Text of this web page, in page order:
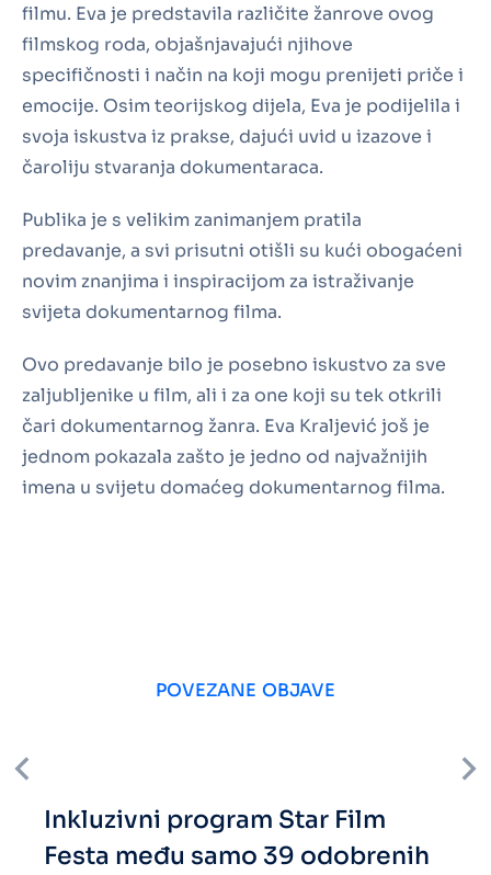
filmu. Eva je predstavila različite žanrove ovog
filmskog roda, objašnjavajući njihove
specifičnosti i način na koji mogu prenijeti priče i
emocije. Osim teorijskog dijela, Eva je podijelila i
svoja iskustva iz prakse, dajući uvid u izazove i
čaroliju stvaranja dokumentaraca.
Publika je s velikim zanimanjem pratila
predavanje, a svi prisutni otišli su kući obogaćeni
novim znanjima i inspiracijom za istraživanje
svijeta dokumentarnog filma.
Ovo predavanje bilo je posebno iskustvo za sve
zaljubljenike u film, ali i za one koji su tek otkrili
čari dokumentarnog žanra. Eva Kraljević još je
jednom pokazala zašto je jedno od najvažnijih
imena u svijetu domaćeg dokumentarnog filma.
POVEZANE OBJAVE
Inkluzivni program Star Film
Festa među samo 39 odobrenih